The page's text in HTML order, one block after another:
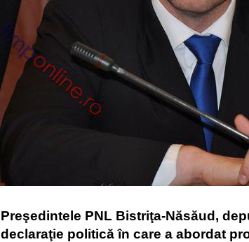
Preşedintele PNL Bistriţa-Năsăud,
declaraţie politică în care a abordat